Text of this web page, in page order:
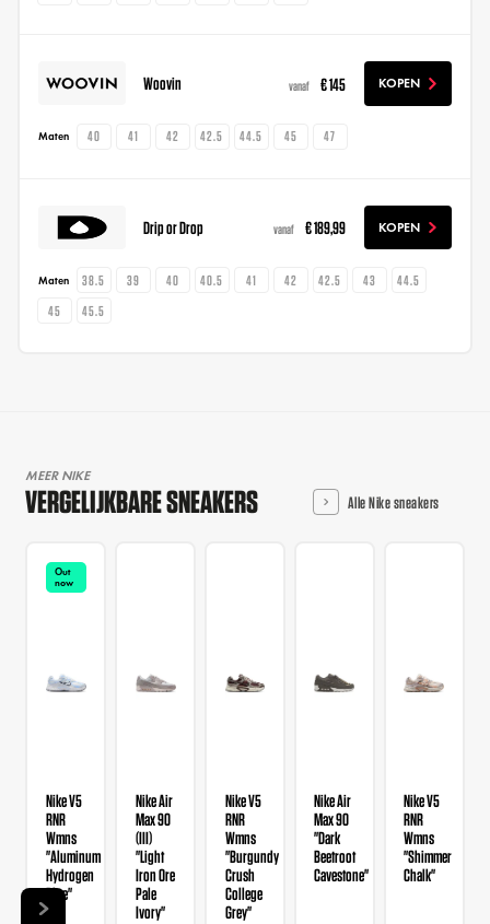
Woovin vanaf € 145 KOPEN
Maten 40 41 42 42.5 44.5 45 47
Drip or Drop vanaf € 189,99 KOPEN
Maten 38.5 39 40 40.5 41 42 42.5 43
44.5
45
45.5
MEER NIKE
VERGELIJKBARE SNEAKERS Alle Nike sneakers
Out
now
Nike V5
RNR
Wmns
"Aluminum
Hydrogen
Blue"
Nike Air
Max 90
(III)
"Light
Iron Ore
Pale
Ivory"
Nike V5
RNR
Wmns
"Burgundy
Crush
College
Grey"
Nike Air
Max 90
"Dark
Beetroot
Cavestone"
Nike V5
RNR
Wmns
"Shimmer
Chalk"